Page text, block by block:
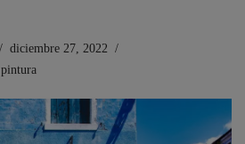
diciembre 27, 2022
pintura